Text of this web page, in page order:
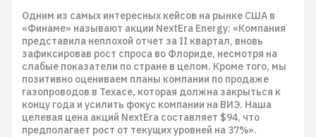
Одним из самых интересных кейсов на рынке США в
«Финаме» называют акции NextEra Energy: «Компания
представила неплохой отчет за II квартал, вновь
зафиксировав рост спроса во Флориде, несмотря на
слабые показатели по стране в целом. Кроме того, мы
позитивно оцениваем планы компании по продаже
газопроводов в Техасе, которая должна закрыться к
концу года и усилить фокус компании на ВИЭ. Наша
целевая цена акций NextEra составляет $94, что
предполагает рост от текущих уровней на 37%».